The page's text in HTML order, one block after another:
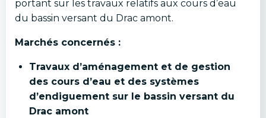
portant sur les travaux relatifs aux cours d’eau
du bassin versant du Drac amont.
Marchés concernés :
Travaux d’aménagement et de gestion
des cours d’eau et des systèmes
d’endiguement sur le bassin versant du
Drac amont